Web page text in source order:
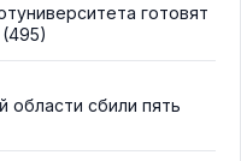
готовят
(495)
области сбили пять